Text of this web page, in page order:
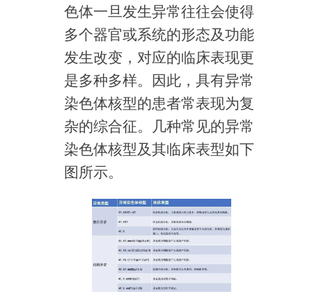
色体一旦发生异常往往会使得
多个器官或系统的形态及功能
发生改变，对应的临床表现更
是多种多样。因此，具有异常
染色体核型的患者常表现为复
杂的综合征。几种常见的异常
染色体核型及其临床表型如下
图所示。